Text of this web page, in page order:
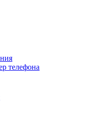
телефона